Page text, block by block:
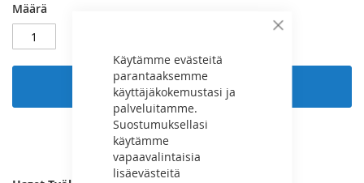
Sulje
Käytämme evästeitä
parantaaksemme
käyttäjäkokemustasi ja
palveluitamme.
Suostumuksellasi
käytämme
vapaavalintaisia
lisäevästeitä
Määrä
Lisää ostoskoriin
LISÄÄ VERTAILUUN